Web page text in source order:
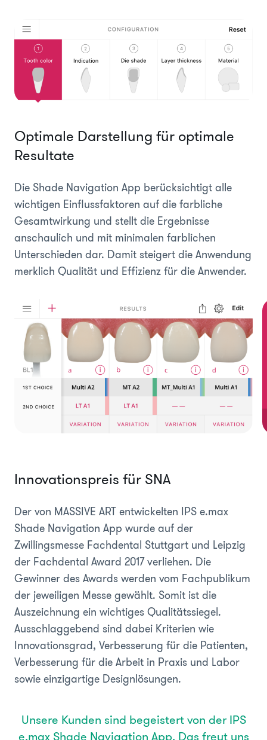
Optimale Darstellung für optimale
Resultate
Die Shade Navigation App berücksichtigt alle
wichtigen Einflussfaktoren auf die farbliche
Gesamtwirkung und stellt die Ergebnisse
anschaulich und mit minimalen farblichen
Unterschieden dar. Damit steigert die Anwendung
merklich Qualität und Effizienz für die Anwender.
Innovationspreis für SNA
Der von MASSIVE ART entwickelten IPS e.max
Shade Navigation App wurde auf der
Zwillingsmesse Fachdental Stuttgart und Leipzig
der Fachdental Award 2017 verliehen. Die
Gewinner des Awards werden vom Fachpublikum
der jeweiligen Messe gewählt. Somit ist die
Auszeichnung ein wichtiges Qualitätssiegel.
Ausschlaggebend sind dabei Kriterien wie
Innovationsgrad, Verbesserung für die Patienten,
Verbesserung für die Arbeit in Praxis und Labor
sowie einzigartige Designlösungen.
Unsere Kunden sind begeistert von der IPS
e.max Shade Navigation App. Das freut uns